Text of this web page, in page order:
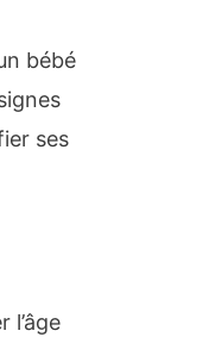
bébé
ses
l’âge